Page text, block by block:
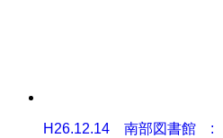
H26.12.14 南部図書館 :